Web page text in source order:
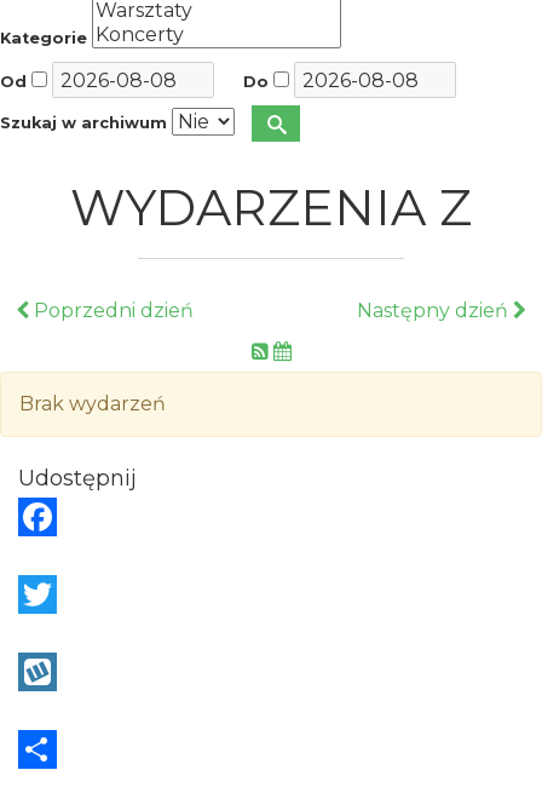
Kategorie
Od Do
Szukaj w archiwum
WYDARZENIA Z
Poprzedni dzień Następny dzień
Brak wydarzeń
Udostępnij
a
e
o
w
ty